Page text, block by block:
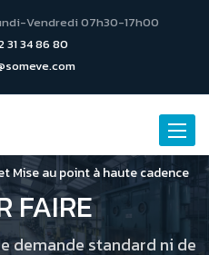
Vendredi 07h30-17h00
31 34 86 80
Toggle
Mise au point à haute cadence
FAIRE
demande standard ni de